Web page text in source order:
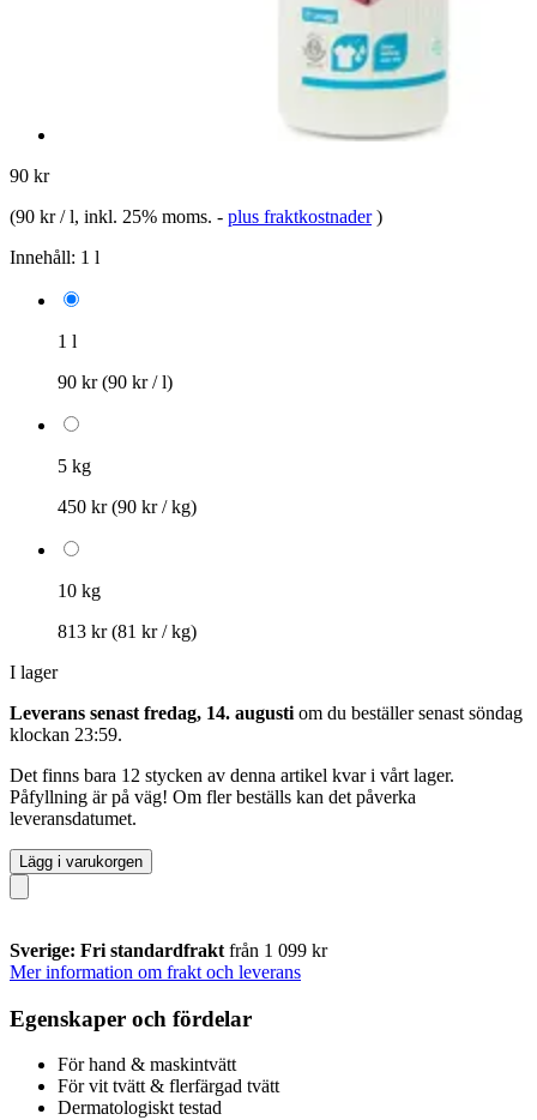
90 kr
(90 kr / l, inkl. 25% moms. - plus fraktkostnader )
Innehåll: 1 l
1 l
90 kr(90 kr / l)
5 kg
450 kr(90 kr / kg)
10 kg
813 kr(81 kr / kg)
I lager
Leverans senast fredag, 14. augusti om du beställer senast söndag
klockan 23:59.
Det finns bara 12 stycken av denna artikel kvar i vårt lager.
Påfyllning är på väg! Om fler beställs kan det påverka
leveransdatumet.
Lägg i varukorgen
Sverige: Fri standardfrakt från 1 099 kr
Mer information om frakt och leverans
Egenskaper och fördelar
För hand & maskintvätt
För vit tvätt & flerfärgad tvätt
Dermatologiskt testad